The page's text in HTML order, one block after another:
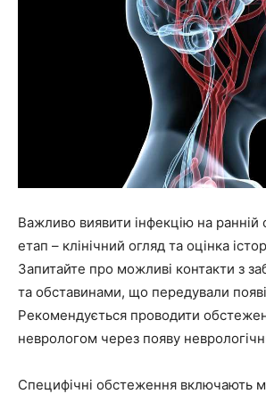
Важливо виявити інфекцію на ранній
етап – клінічний огляд та оцінка
Запитайте про можливі контакти з
та обставинами, що передували
Рекомендується проводити
неврологом через появу
Специфічні обстеження включають